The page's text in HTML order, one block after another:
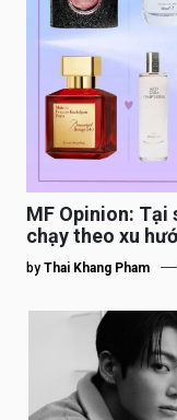
MF Opinion: Tại
chạy theo xu
by Thai Khang Pham